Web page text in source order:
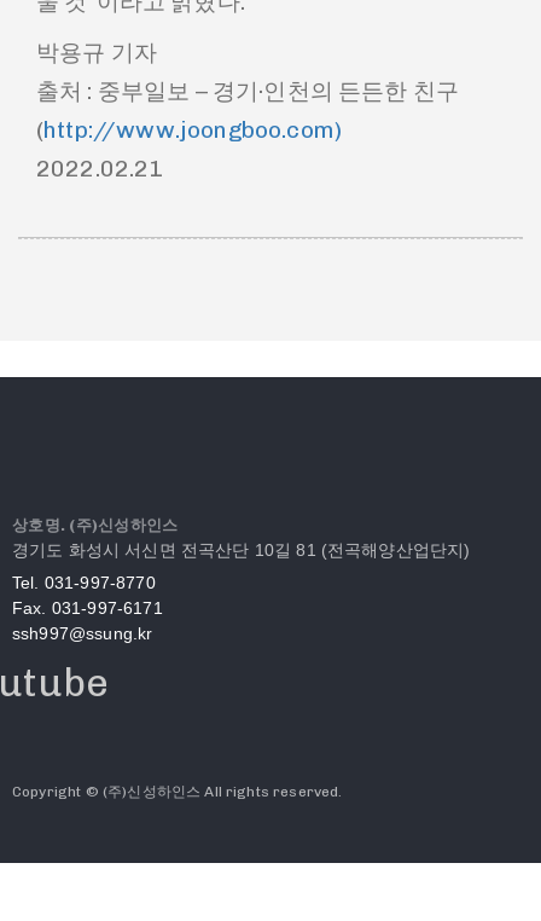
박용규 기자
출처 : 중부일보 – 경기·인천의 든든한 친구
(http://www.joongboo.com)
2022.02.21
상호명. (주)신성하인스
경기도 화성시 서신면 전곡산단 10길 81 (전곡해양산업단지)
Tel. 031-997-8770
Fax. 031-997-6171
ssh997@ssung.kr
Copyright © (주)신성하인스 All rights reserved.